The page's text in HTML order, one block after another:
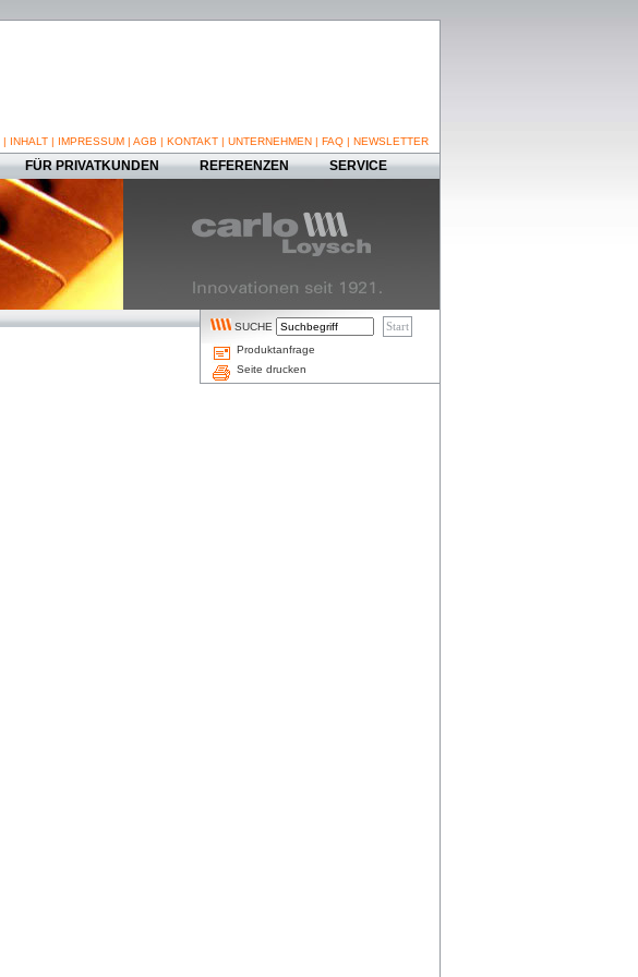
| INHALT | IMPRESSUM | AGB | KONTAKT | UNTERNEHMEN | FAQ | NEWSLETTER
FÜR PRIVATKUNDEN REFERENZEN
SERVICE
SUCHE
Produktanfrage
Seite drucken